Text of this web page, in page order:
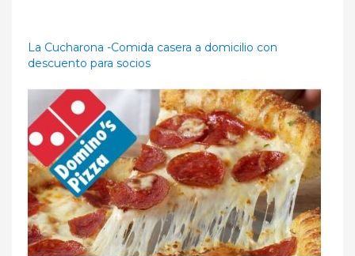
La Cucharona -Comida casera a domicilio con
descuento para socios